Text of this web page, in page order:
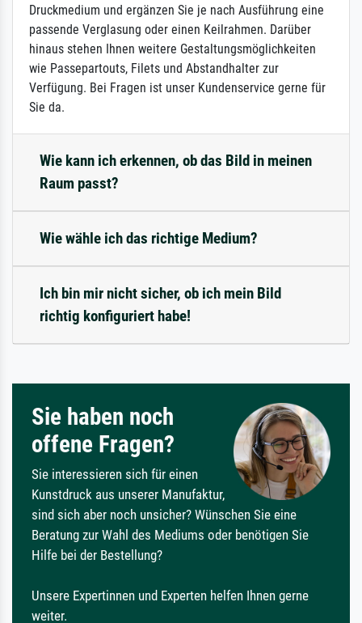
Druckmedium und ergänzen Sie je nach Ausführung eine
passende Verglasung oder einen Keilrahmen. Darüber
hinaus stehen Ihnen weitere Gestaltungsmöglichkeiten
wie Passepartouts, Filets und Abstandhalter zur
Verfügung. Bei Fragen ist unser Kundenservice gerne für
Sie da.
Wie kann ich erkennen, ob das Bild in meinen
Raum passt?
Wie wähle ich das richtige Medium?
Ich bin mir nicht sicher, ob ich mein Bild
richtig konfiguriert habe!
Sie haben noch
offene Fragen?
Sie interessieren sich für einen
Kunstdruck aus unserer Manufaktur,
sind sich aber noch unsicher? Wünschen Sie eine
Beratung zur Wahl des Mediums oder benötigen Sie
Hilfe bei der Bestellung?
Unsere Expertinnen und Experten helfen Ihnen gerne
weiter.